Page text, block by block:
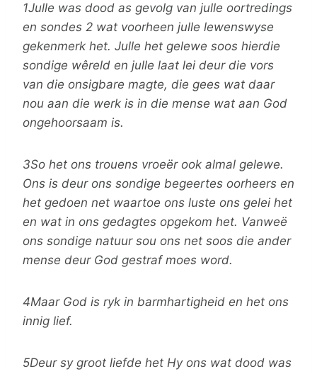
1Julle was dood as gevolg van julle oortredings
en sondes 2 wat voorheen julle lewenswyse
gekenmerk het. Julle het gelewe soos hierdie
sondige wêreld en julle laat lei deur die vors
van die onsigbare magte, die gees wat daar
nou aan die werk is in die mense wat aan God
ongehoorsaam is.
3So het ons trouens vroeër ook almal gelewe.
Ons is deur ons sondige begeertes oorheers en
het gedoen net waartoe ons luste ons gelei het
en wat in ons gedagtes opgekom het. Vanweë
ons sondige natuur sou ons net soos die ander
mense deur God gestraf moes word.
4Maar God is ryk in barmhartigheid en het ons
innig lief.
5Deur sy groot liefde het Hy ons wat dood was